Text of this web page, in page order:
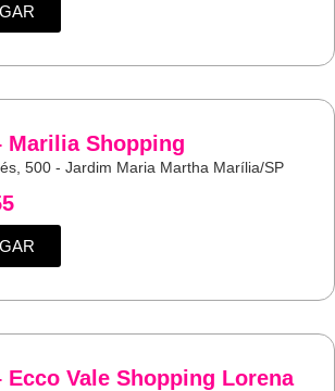
Marilia Shopping
500 - Jardim Maria Martha Marília/SP
Ecco Vale Shopping Lorena